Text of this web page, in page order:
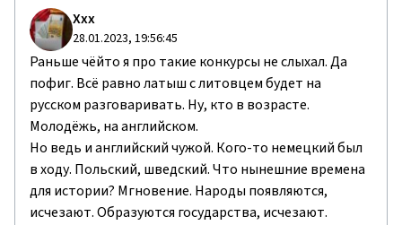
Ххх
28.01.2023, 19:56:45
Раньше чёйто я про такие конкурсы не слыхал. Да
пофиг. Всё равно латыш с литовцем будет на
русском разговаривать. Ну, кто в возрасте.
Молодёжь, на английском.
Но ведь и английский чужой. Кого-то немецкий был
в ходу. Польский, шведский. Что нынешние времена
для истории? Мгновение. Народы появляются,
исчезают. Образуются государства, исчезают.